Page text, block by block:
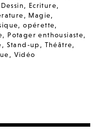
Dessin, Ecriture,
, Magie,
,opérette,
, Potager enthousiaste,
, Stand-up , Théâtre,
, Vidéo